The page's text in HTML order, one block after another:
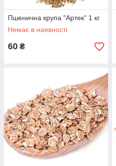
Пшенична крупа "Артек" 1 кг
Немає в наявності
60 ₴